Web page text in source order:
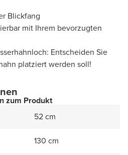
Blickfang
mit Ihrem bevorzugten
Entscheiden Sie
platziert werden soll!
zum Produkt
52 cm
130 cm